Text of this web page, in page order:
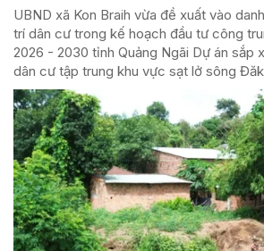
UBND xã Kon Braih vừa đề xuất vào
trí dân cư trong kế hoạch đầu tư công
2026 - 2030 tỉnh Quảng Ngãi Dự án sắp
dân cư tập trung khu vực sạt lở sông